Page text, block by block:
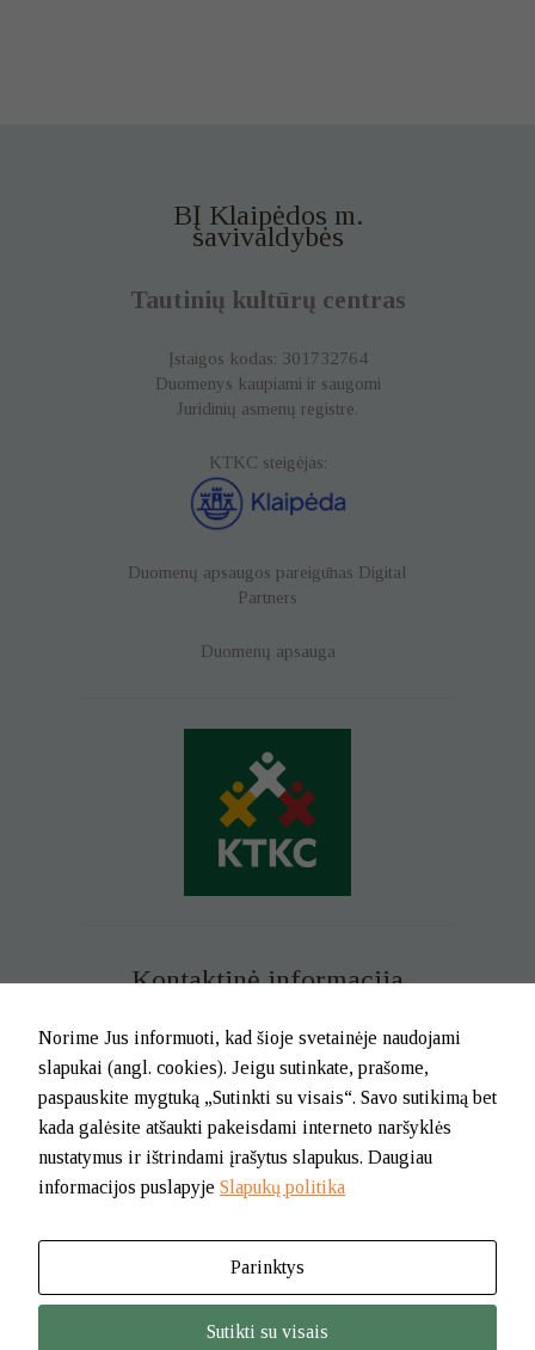
BĮ Klaipėdos m.
savivaldybės
Tautinių kultūrų centras
Įstaigos kodas: 301732764
Duomenys kaupiami ir saugomi
Juridinių asmenų registre.
KTKC steigėjas:
Duomenų apsaugos pareigūnas Digital
Partners
Duomenų apsauga
Kontaktinė informacija
Mob. tel. +370 699 73 229
Tel. (0-46) 21 02 83
El.p. info@klaipedatkc.lt
K. Donelaičio g. 6B, Klaipėda
I-V nuo 8.00 iki 17.00.
© 2026. BĮ Klaipėdos m. savivaldybės Tautinių kultūrų centras
Norime Jus informuoti, kad šioje svetainėje naudojami
slapukai (angl. cookies). Jeigu sutinkate, prašome,
paspauskite mygtuką „Sutinkti su visais“. Savo sutikimą bet
kada galėsite atšaukti pakeisdami interneto naršyklės
nustatymus ir ištrindami įrašytus slapukus. Daugiau
informacijos puslapyje Slapukų politika
Parinktys
Sutikti su visais